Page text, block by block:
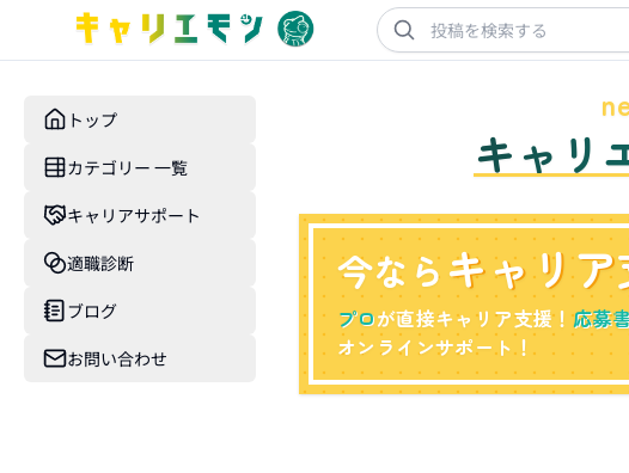
トップ
カテゴリー 一覧
キャリアサポート
適職診断
ブログ
お問い合わせ
キャリ
今ならキャリ
プロが直接キャリア支援！応募
オンラインサポート！